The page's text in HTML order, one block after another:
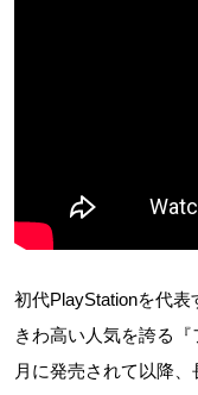
初代PlayStationを代
きわ高い人気を誇る
月に発売されて以降